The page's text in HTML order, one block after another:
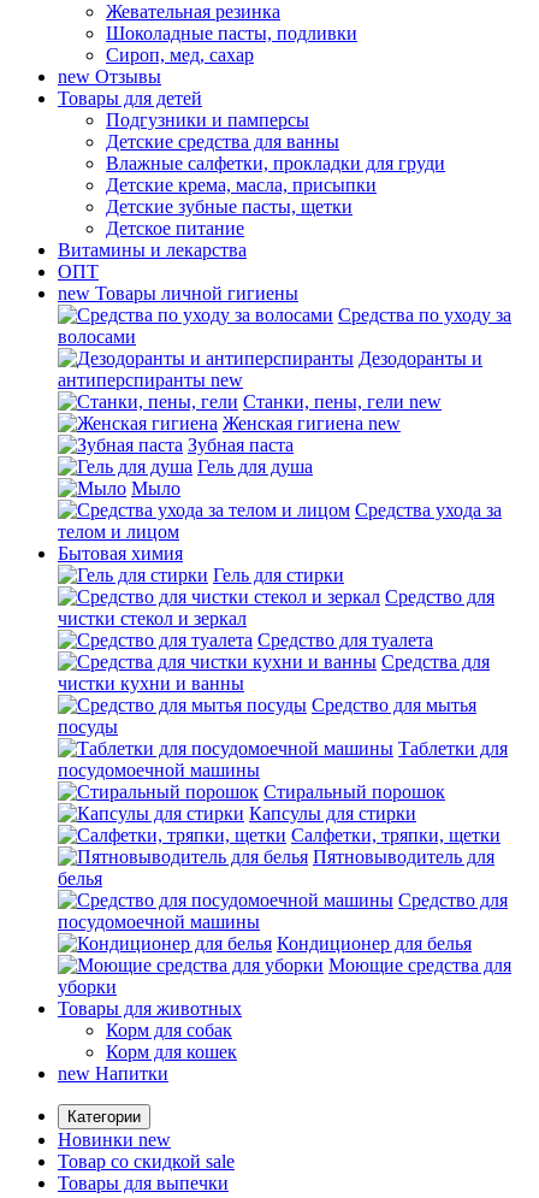
Жевательная резинка
Шоколадные пасты, подливки
Сироп, мед, сахар
new Отзывы
Товары для детей
Подгузники и памперсы
Детские средства для ванны
Влажные салфетки, прокладки для груди
Детские крема, масла, присыпки
Детские зубные пасты, щетки
Детское питание
Витамины и лекарства
ОПТ
new Товары личной гигиены
Средства по уходу за
волосами
Дезодоранты и
антиперспиранты new
Станки, пены, гели new
Женская гигиена new
Зубная паста
Гель для душа
Мыло
Средства ухода за
телом и лицом
Бытовая химия
Гель для стирки
Средство для
чистки стекол и зеркал
Средство для туалета
Средства для
чистки кухни и ванны
Средство для мытья
посуды
Таблетки для
посудомоечной машины
Стиральный порошок
Капсулы для стирки
Салфетки, тряпки, щетки
Пятновыводитель для
белья
Средство для
посудомоечной машины
Кондиционер для белья
Моющие средства для
уборки
Товары для животных
Корм для собак
Корм для кошек
new Напитки
Категории
Новинки new
Товар со скидкой sale
Товары для выпечки